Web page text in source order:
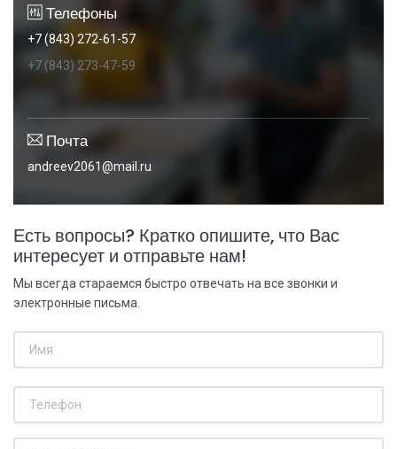
Телефоны
+7 (843) 272-61-57
+7 (843) 273-47-59
Почта
andreev2061@mail.ru
Есть вопросы? Кратко опишите, что Вас
интересует и отправьте нам!
Мы всегда стараемся быстро отвечать на все звонки и
электронные письма.